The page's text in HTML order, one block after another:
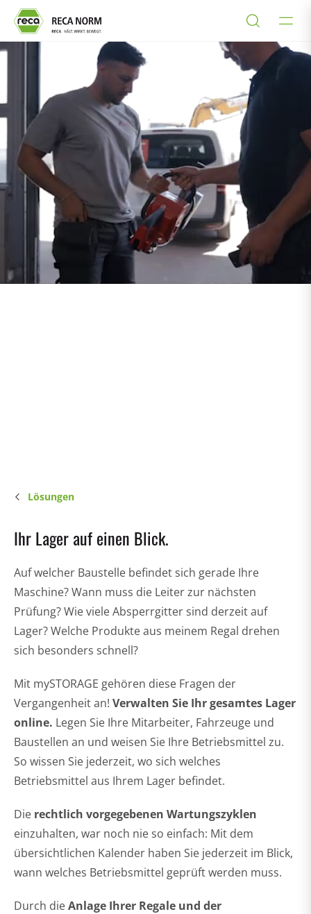
Lösungen
Ihr Lager auf einen Blick.
Auf welcher Baustelle befindet sich gerade Ihre
Maschine? Wann muss die Leiter zur nächsten
Prüfung? Wie viele Absperrgitter sind derzeit auf
Lager? Welche Produkte aus meinem Regal drehen
sich besonders schnell?
Mit mySTORAGE gehören diese Fragen der
Vergangenheit an! Verwalten Sie Ihr gesamtes Lager
online. Legen Sie Ihre Mitarbeiter, Fahrzeuge und
Baustellen an und weisen Sie Ihre Betriebsmittel zu.
So wissen Sie jederzeit, wo sich welches
Betriebsmittel aus Ihrem Lager befindet.
Die rechtlich vorgegebenen Wartungszyklen
einzuhalten, war noch nie so einfach: Mit dem
übersichtlichen Kalender haben Sie jederzeit im Blick,
wann welches Betriebsmittel geprüft werden muss.
Durch dieAnlage Ihrer Regale und der